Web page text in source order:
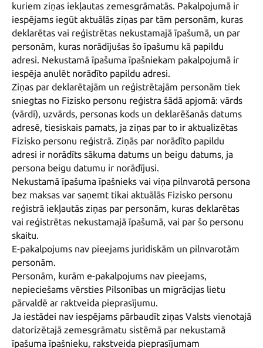
kuriem ziņas iekļautas zemesgrāmatās. Pakalpojumā ir
iespējams iegūt aktuālās ziņas par tām personām, kuras
deklarētas vai reģistrētas nekustamajā īpašumā, un par
personām, kuras norādījušas šo īpašumu kā papildu
adresi. Nekustamā īpašuma īpašniekam pakalpojumā ir
iespēja anulēt norādīto papildu adresi.
Ziņas par deklarētajām un reģistrētajām personām tiek
sniegtas no Fizisko personu reģistra šādā apjomā: vārds
(vārdi), uzvārds, personas kods un deklarēšanās datums
adresē, tiesiskais pamats, ja ziņas par to ir aktualizētas
Fizisko personu reģistrā. Ziņās par norādīto papildu
adresi ir norādīts sākuma datums un beigu datums, ja
persona beigu datumu ir norādījusi.
Nekustamā īpašuma īpašnieks vai viņa pilnvarotā persona
bez maksas var saņemt tikai aktuālās Fizisko personu
reģistrā iekļautās ziņas par personām, kuras deklarētas
vai reģistrētas nekustamajā īpašumā, vai par šo personu
skaitu.
E-pakalpojums nav pieejams juridiskām un pilnvarotām
personām.
Personām, kurām e-pakalpojums nav pieejams,
nepieciešams vērsties Pilsonības un migrācijas lietu
pārvaldē ar raktveida pieprasījumu.
Ja iestādei nav iespējams pārbaudīt ziņas Valsts vienotajā
datorizētajā zemesgrāmatu sistēmā par nekustamā
īpašuma īpašnieku, rakstveida pieprasījumam